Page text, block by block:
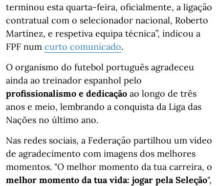
terminou esta quarta-feira, oficialmente, a ligação
contratual com o selecionador nacional, Roberto
Martínez, e respetiva equipa técnica”, indicou a
FPF num curto comunicado.
O organismo do futebol português agradeceu
ainda ao treinador espanhol pelo
profissionalismo e dedicação ao longo de três
anos e meio, lembrando a conquista da Liga das
Nações no último ano.
Nas redes sociais, a Federação partilhou um vídeo
de agradecimento com imagens dos melhores
momentos. "O melhor momento da tua carreira, o
melhor momento da tua vida: jogar pela Seleção",